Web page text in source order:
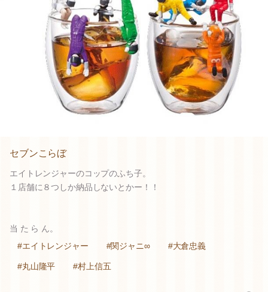
セブンこらぼ
エイトレンジャーのコップのふち子。
１店舗に８つしか納品しないとかー！！
当 た ら ん。
#エイトレンジャー
#関ジャニ∞ #大倉忠義
#丸山隆平 #村上信五